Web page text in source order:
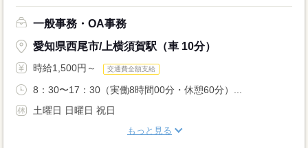
一般事務・OA事務
愛知県西尾市/上横須賀駅（車 10分）
時給1,500円～ 交通費全額支給
8：30〜17：30（実働8時間00分・休憩60分）...
土曜日 日曜日 祝日
もっと見る